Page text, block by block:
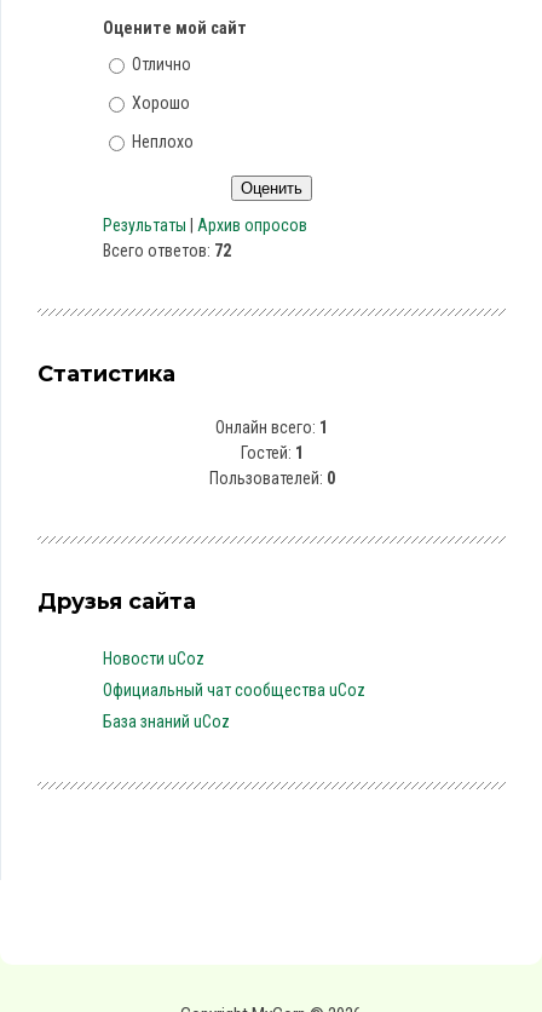
Оцените мой сайт
Отлично
Хорошо
Неплохо
Результаты
Архив опросов
Всего ответов: 72
Статистика
Онлайн всего: 1
Гостей: 1
Пользователей: 0
Друзья сайта
Новости uCoz
Официальный чат сообщества uCoz
База знаний uCoz